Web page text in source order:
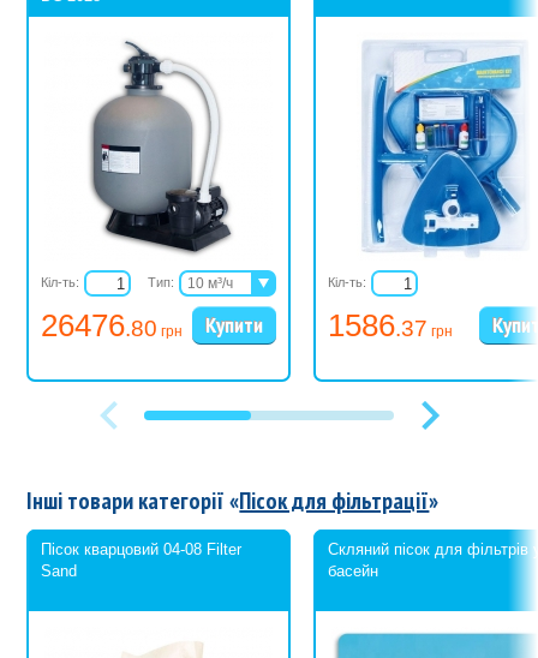
26476.80 грн
Кіл-ть: Тип:
10 м³/ч
11,5 м³/ч
16 м³/ч
1586.37 грн
Кіл-ть:
Інші товари категорії «Пісок для фільтрації»
Пісок кварцовий 04-08 Filter
Sand
Скляний пісок для фільтрів
басейн